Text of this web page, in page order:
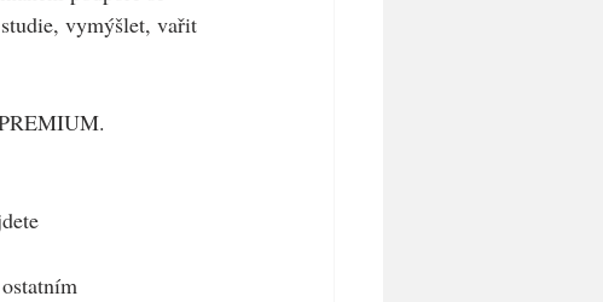
vymýšlet, vařit